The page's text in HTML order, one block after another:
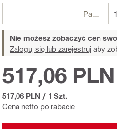
1
Nie możesz zobaczyć cen
Zaloguj się lub zarejestruj aby
Cena netto po rabacie
517,06 PLN
517,06 PLN / 1 Szt.